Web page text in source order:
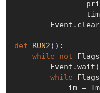
def RUN2 () :
while
not
while